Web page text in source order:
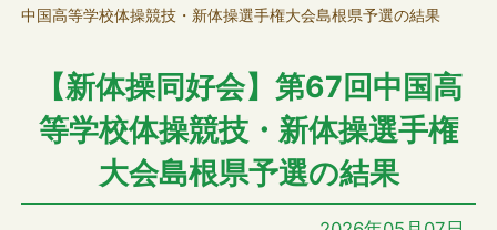
在
置：
中国高等学校体操競技・新体操選手権大会島根県予選の結果
【新体操同好会】第67回中国高
等学校体操競技・新体操選手権
大会島根県予選の結果